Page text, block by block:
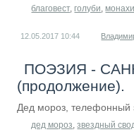
благовест, голуби, монахи
12.05.2017 10:44
ПОЭЗИЯ -
(продолжение).
Дед мороз, телефонный
дед мороз,звездный